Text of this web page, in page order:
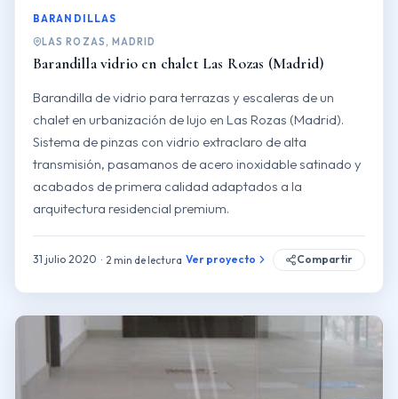
BARANDILLAS
LAS ROZAS, MADRID
Barandilla vidrio en chalet Las Rozas (Madrid)
Barandilla de vidrio para terrazas y escaleras de un
chalet en urbanización de lujo en Las Rozas (Madrid).
Sistema de pinzas con vidrio extraclaro de alta
transmisión, pasamanos de acero inoxidable satinado y
acabados de primera calidad adaptados a la
arquitectura residencial premium.
31 julio 2020 2 min de lectura Ver proyecto Compartir